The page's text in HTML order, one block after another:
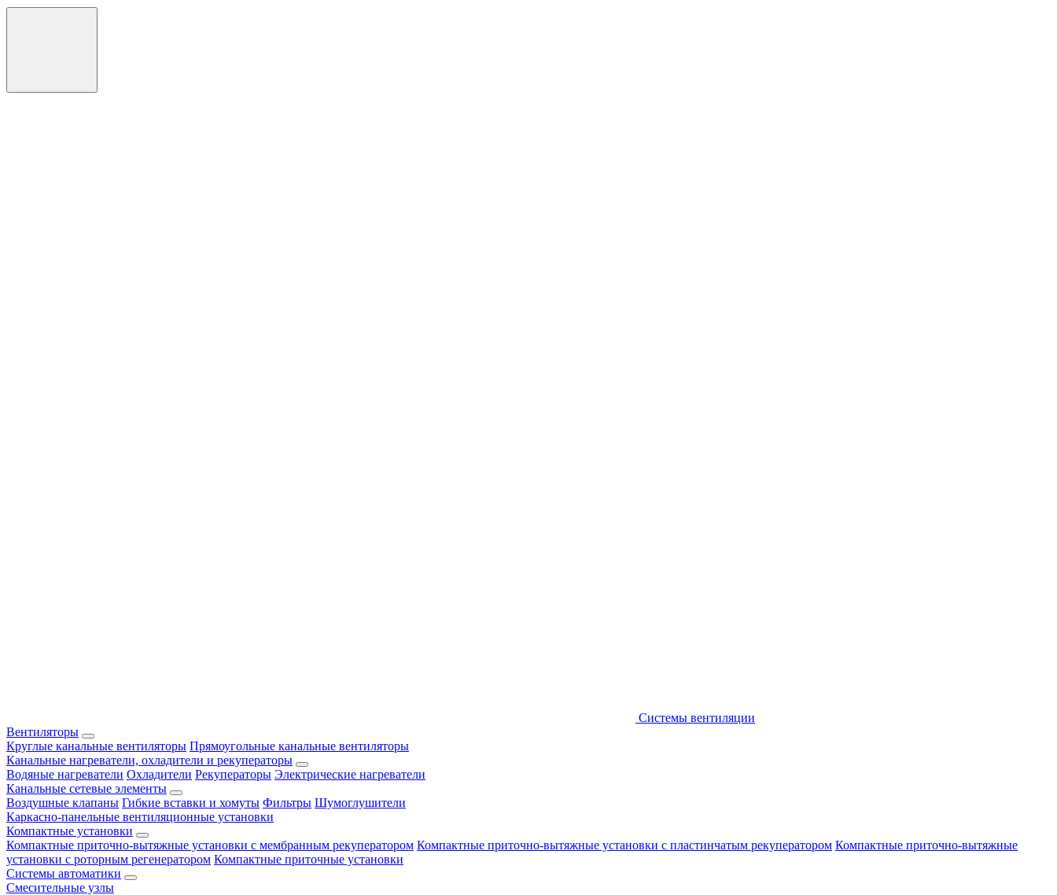
Системы вентиляции
Вентиляторы
Круглые канальные вентиляторы Прямоугольные канальные вентиляторы
Канальные нагреватели, охладители и рекуператоры
Водяные нагреватели Охладители Рекуператоры Электрические нагреватели
Канальные сетевые элементы
Воздушные клапаны Гибкие вставки и хомуты Фильтры Шумоглушители
Каркасно-панельные вентиляционные установки
Компактные установки
Компактные приточно-вытяжные установки с мембранным рекуператором Компактные приточно-вытяжные установки с пластинчатым рекуператором Компактные приточно-вытяжные
установки с роторным регенератором Компактные приточные установки
Системы автоматики
Смесительные узлы